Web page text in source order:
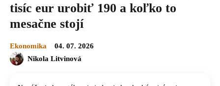
tisíc eur urobiť 190 a koľko to
mesačne stojí
Ekonomika
04. 07. 2026
Nikola Litvinová